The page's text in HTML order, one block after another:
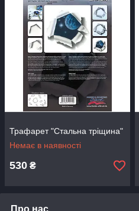
Трафарет "Стальна тріщина"
Немає в наявності
530 ₴
Про нас